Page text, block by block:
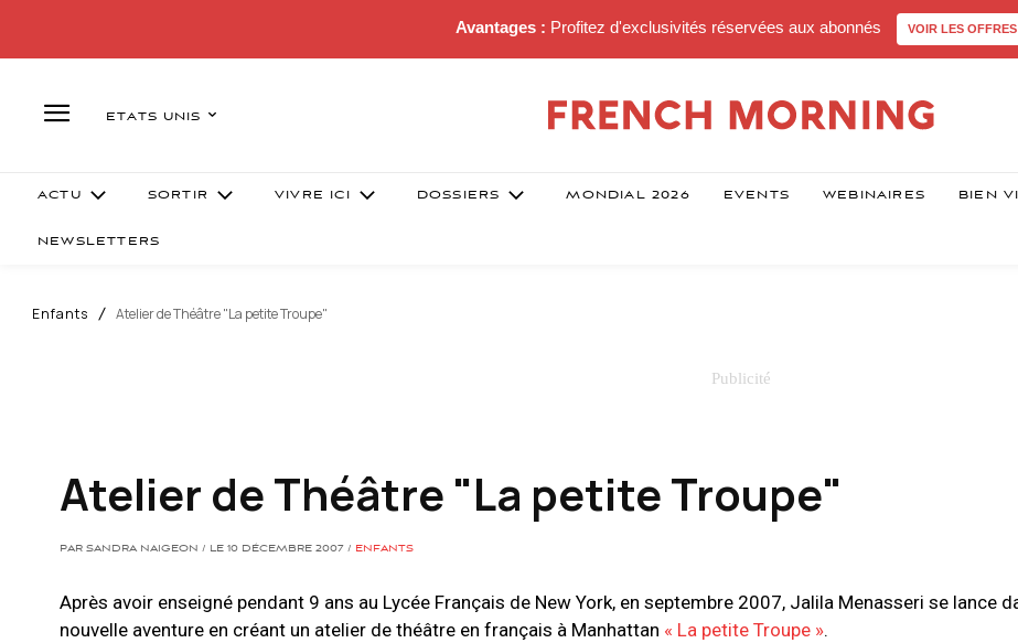
Avantages : Profitez d'exclusivités réservées aux abonnés VOIR LES OFFRES
ETATS UNIS
ACTU SORTIR VIVRE ICI DOSSIERS MONDIAL 2026 EVENTS WEBINAIRES BIEN
NEWSLETTERS
Enfants Atelier de Théâtre "La petite Troupe"
Atelier de Théâtre "La petite Troupe"
PAR SANDRA NAIGEON / LE 10 DÉCEMBRE 2007 / ENFANTS
Après avoir enseigné pendant 9 ans au Lycée Français de New York, en septembre 2007, Jalila Menasseri se lance
nouvelle aventure en créant un atelier de théâtre en français à Manhattan « La petite Troupe ».